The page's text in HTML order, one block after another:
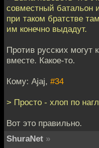
совместный батальон
при таком братстве
им конечно выдадут.
Против русских могут
вместе. Какое-то.
Кому: Ajaj, #34
> Просто - хлоп по
Вот это правильно.
ShuraNet »